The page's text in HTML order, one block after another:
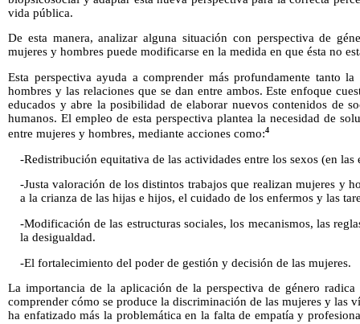
vida pública.
De esta manera, analizar alguna situación con perspectiva de
mujeres y hombres puede modificarse en la medida en que ésta no
Esta perspectiva ayuda a comprender más profundamente tanto
hombres y las relaciones que se dan entre ambos. Este enfoque
educados y abre la posibilidad de elaborar nuevos contenidos de
humanos. El empleo de esta perspectiva plantea la necesidad de
entre mujeres y hombres, mediante acciones como:4
-Redistribución equitativa de las actividades entre los sexos (en
-Justa valoración de los distintos trabajos que realizan mujeres y
a la crianza de las hijas e hijos, el cuidado de los enfermos y las
-Modificación de las estructuras sociales, los mecanismos, las
la desigualdad.
-El fortalecimiento del poder de gestión y decisión de las mujeres.
La importancia de la aplicación de la perspectiva de género
comprender cómo se produce la discriminación de las mujeres y las
ha enfatizado más la problemática en la falta de empatía y